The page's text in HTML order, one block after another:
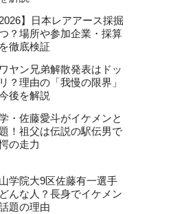
2026】日本レアアース採掘
？場所や参加企業・採算
徹底検証
ヤン兄弟解散発表はドッ
？理由の「我慢の限界」
後を解説
・佐藤愛斗がイケメンと
！祖父は伝説の駅伝男で
の走力
学院大9区佐藤有一選手
んな人？長身でイケメン
題の理由